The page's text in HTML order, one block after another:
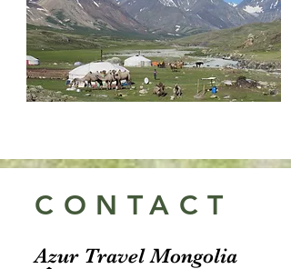
CONTACT
Azur Travel Mongolia